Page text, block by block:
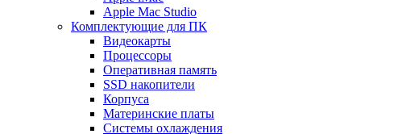
Apple Mac Studio
Комплектующие для ПК
Видеокарты
Процессоры
Оперативная память
SSD накопители
Корпуса
Материнские платы
Системы охлаждения